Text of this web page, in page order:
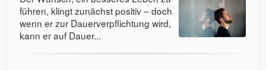
führen, klingt zunächst positiv – doch
wenn er zur Dauerverpflichtung wird,
kann er auf Dauer...